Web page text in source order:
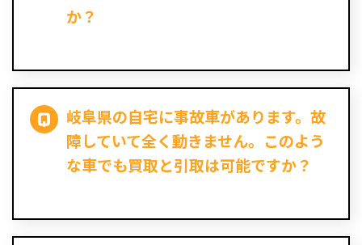
か？
岐阜県の自宅に事故車があります。故
障していて全く動きません。このよう
な車でも買取と引取は可能ですか？